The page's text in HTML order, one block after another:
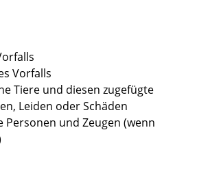
Vorfalls
Tiere und diesen zugefügte
Leiden oder Schäden
Personen und Zeugen (wenn